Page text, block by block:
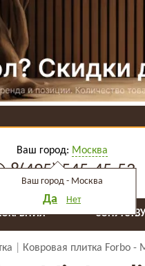
Ваш город: Москва
Ваш город - Москва
Да Нет
8(495) 545-45-53
Ковровая плитка Forbo -